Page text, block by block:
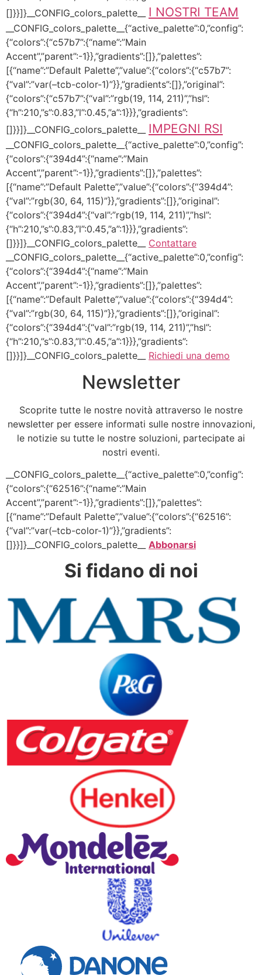
[]}}]}__CONFIG_colors_palette__ I NOSTRI TEAM
__CONFIG_colors_palette__{“active_palette”:0,”config”:
{“colors”:{“c57b7”:{“name”:”Main
Accent”,”parent”:-1}},”gradients”:[]},”palettes”:
[{“name”:”Default Palette”,”value”:{“colors”:{“c57b7”:
{“val”:”var(–tcb-color-1)”}},”gradients”:[]},”original”:
{“colors”:{“c57b7”:{“val”:”rgb(19, 114, 211)”,”hsl”:
{“h”:210,”s”:0.83,”l”:0.45,”a”:1}}},”gradients”:
[]}}]}__CONFIG_colors_palette__ IMPEGNI RSI
__CONFIG_colors_palette__{“active_palette”:0,”config”:
{“colors”:{“394d4”:{“name”:”Main
Accent”,”parent”:-1}},”gradients”:[]},”palettes”:
[{“name”:”Default Palette”,”value”:{“colors”:{“394d4”:
{“val”:”rgb(30, 64, 115)”}},”gradients”:[]},”original”:
{“colors”:{“394d4”:{“val”:”rgb(19, 114, 211)”,”hsl”:
{“h”:210,”s”:0.83,”l”:0.45,”a”:1}}},”gradients”:
[]}}]}__CONFIG_colors_palette__ Contattare
__CONFIG_colors_palette__{“active_palette”:0,”config”:
{“colors”:{“394d4”:{“name”:”Main
Accent”,”parent”:-1}},”gradients”:[]},”palettes”:
[{“name”:”Default Palette”,”value”:{“colors”:{“394d4”:
{“val”:”rgb(30, 64, 115)”}},”gradients”:[]},”original”:
{“colors”:{“394d4”:{“val”:”rgb(19, 114, 211)”,”hsl”:
{“h”:210,”s”:0.83,”l”:0.45,”a”:1}}},”gradients”:
[]}}]}__CONFIG_colors_palette__ Richiedi una demo
Newsletter
Scoprite tutte le nostre novità attraverso le nostre
newsletter per essere informati sulle nostre innovazioni,
le notizie su tutte le nostre soluzioni, partecipate ai
nostri eventi.
__CONFIG_colors_palette__{“active_palette”:0,”config”:
{“colors”:{“62516”:{“name”:”Main
Accent”,”parent”:-1}},”gradients”:[]},”palettes”:
[{“name”:”Default Palette”,”value”:{“colors”:{“62516”:
{“val”:”var(–tcb-color-1)”}},”gradients”:
[]}}]}__CONFIG_colors_palette__ Abbonarsi
Si fidano di noi